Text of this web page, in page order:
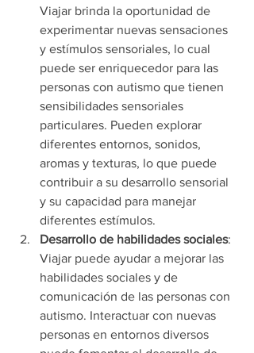
Viajar brinda la oportunidad de
experimentar nuevas sensaciones
y estímulos sensoriales, lo cual
puede ser enriquecedor para las
personas con autismo que tienen
sensibilidades sensoriales
particulares. Pueden explorar
diferentes entornos, sonidos,
aromas y texturas, lo que puede
contribuir a su desarrollo sensorial
y su capacidad para manejar
diferentes estímulos.
Desarrollo de habilidades sociales:
Viajar puede ayudar a mejorar las
habilidades sociales y de
comunicación de las personas con
autismo. Interactuar con nuevas
personas en entornos diversos